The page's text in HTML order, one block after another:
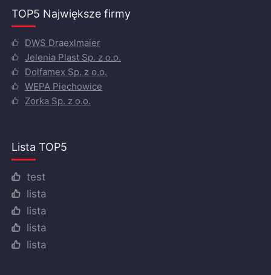
TOP5 Największe firmy
DWS Draexlmaier
Jelenia Plast Sp. z o.o.
Dolfamex Sp. z o.o.
WEPA Piechowice
Zorka Sp. z o.o.
Lista TOP5
test
lista
lista
lista
lista